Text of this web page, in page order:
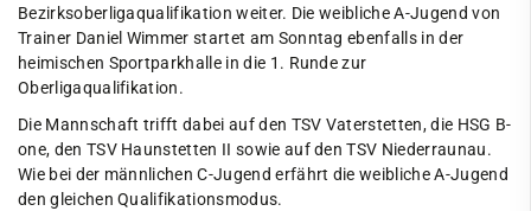
Bezirksoberligaqualifikation weiter. Die weibliche A-Jugend von
Trainer Daniel Wimmer startet am Sonntag ebenfalls in der
heimischen Sportparkhalle in die 1. Runde zur
Oberligaqualifikation.
Die Mannschaft trifft dabei auf den TSV Vaterstetten, die HSG B-
one, den TSV Haunstetten II sowie auf den TSV Niederraunau.
Wie bei der männlichen C-Jugend erfährt die weibliche A-Jugend
den gleichen Qualifikationsmodus.